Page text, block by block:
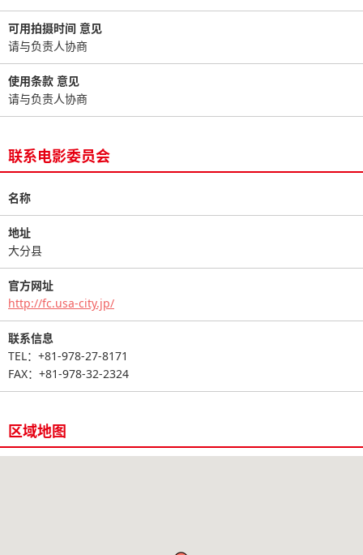
可用拍摄时间 意见
请与负责人协商
使用条款 意见
请与负责人协商
联系电影委员会
名称
地址
大分县
官方网址
http://fc.usa-city.jp/
联系信息
TEL：+81-978-27-8171
FAX：+81-978-32-2324
区域地图